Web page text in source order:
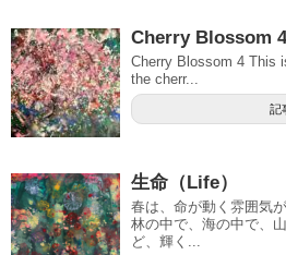
Cherry Blossom
Cherry Blossom 4 This
the cherr...
記
生命（Life）
春は、命が動く雰囲気
林の中で、海の中で、
ど、輝く...